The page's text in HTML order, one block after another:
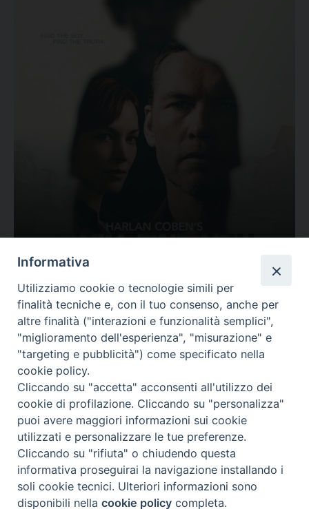
Valutazione
Complesso, Problematico
Tematica: Amore-Sentimenti, Carcere...
Contatti & Info
C.ne Aurelia, 50 – 00165 Roma
Contatti
Informativa
Utilizziamo cookie o tecnologie simili per
finalità tecniche e, con il tuo consenso, anche per
altre finalità ("interazioni e funzionalità semplici",
"miglioramento dell'esperienza", "misurazione" e
"targeting e pubblicità") come specificato nella
cookie policy.
Cliccando su "accetta" acconsenti all'utilizzo dei
cookie di profilazione. Cliccando su "personalizza"
puoi avere maggiori informazioni sui cookie
utilizzati e personalizzare le tue preferenze.
Cliccando su "rifiuta" o chiudendo questa
informativa proseguirai la navigazione installando i
soli cookie tecnici. Ulteriori informazioni sono
disponibili nellacookie policy completa.